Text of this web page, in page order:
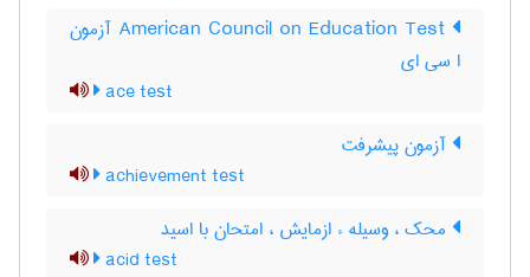
‎American Council on Education Test آزمون
ا سی ای
ace test
آزمون پيشرفت
achievement test
محک ، وسیله ء ازمایش ، امتحان با اسید
acid test